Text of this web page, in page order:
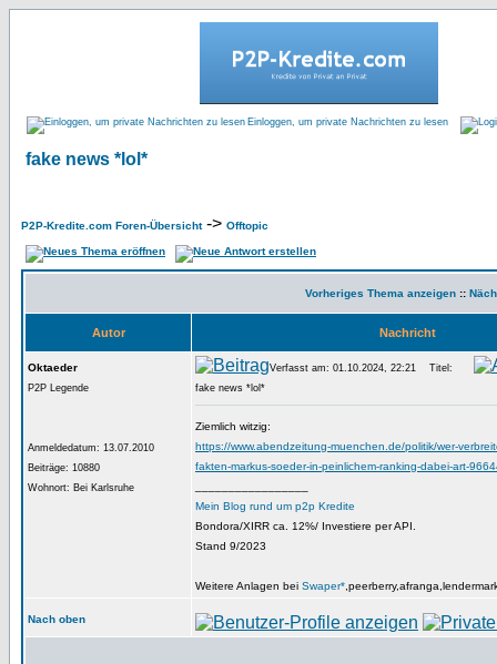
Einloggen, um private Nachrichten zu lesen
fake news *lol*
P2P-Kredite.com Foren-Übersicht-> Offtopic
Vorheriges Thema anzeigen ::
Autor Nachricht
Oktaeder
P2P Legende
Anmeldedatum: 13.07.2010
Beiträge: 10880
Wohnort: Bei Karlsruhe
Verfasst am: 01.10.2024, 22:21
Titel:
fake news *lol*
Ziemlich witzig:
https://www.abendzeitung-muenchen.de/politik/wer-
fakten-markus-soeder-in-peinlichem-ranking-dabei-art-
Mein Blog rund um p2p Kredite
Bondora/XIRR ca. 12%/ Investiere per API.
Stand 9/2023
Weitere Anlagen bei Swaper*
Nach oben